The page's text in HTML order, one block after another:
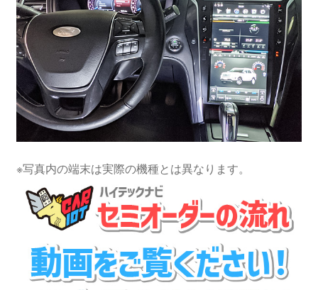
※写真内の端末は実際の機種とは異なります。